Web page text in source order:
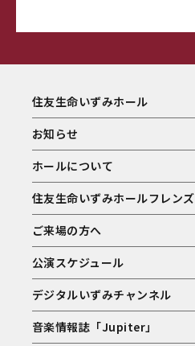
住友生命いずみホール
お知らせ
ホールについて
住友生命いずみホールフレンズ
ご来場の方へ
公演スケジュール
デジタルいずみチャンネル
音楽情報誌「Jupiter」